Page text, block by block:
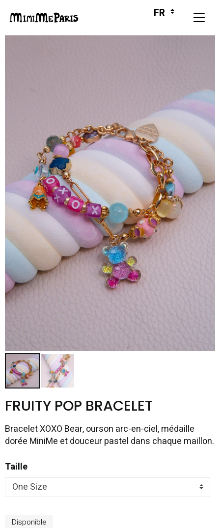
FRUITY POP BRACELET
Bracelet XOXO Bear, ourson arc-en-ciel, médaille
dorée MiniMe et douceur pastel dans chaque maillon.
Taille
Disponible